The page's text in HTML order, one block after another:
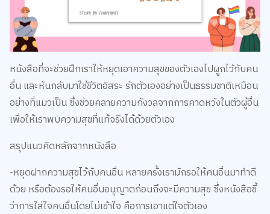
หนังสือที่จะช่วยฝึกเราให้หยุดเอาความสุขของตัวเองไปผูกไว้กับคน
อื่น และหันกลับมาใช้ชีวิตอิสระ รักตัวเองอย่างเป็นธรรมชาติเหมือน
อย่างที่แมวเป็น ซึ่งช่วยคลายความกังวลจากการคาดหวังในตัวผู้อื่น
เพื่อให้เราพบความสุขที่แท้จริงได้ด้วยตัวเอง
สรุปแนวคิดหลักจากหนังสือ
-หยุดฝากความสุขไว้กับคนอื่น หลายครั้งเรามักรอให้คนอื่นมาทำดี
ด้วย หรือต้องรอให้คนอื่นอนุญาตก่อนถึงจะมีความสุข ซึ่งหนังสือชี้
ว่าการใส่ใจคนอื่นโดยไม่เข้าใจ คือการเอาแต่ใจตัวเอง